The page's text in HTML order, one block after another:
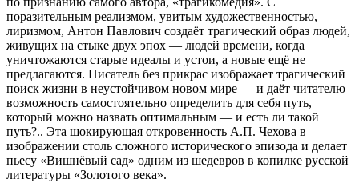
поразительным реализмом, увитым художественностью,
лиризмом, Антон Павлович создаёт трагический образ людей,
живущих на стыке двух эпох — людей времени, когда
уничтожаются старые идеалы и устои, а новые ещё не
предлагаются. Писатель без прикрас изображает трагический
поиск жизни в неустойчивом новом мире — и даёт читателю
возможность самостоятельно определить для себя путь,
который можно назвать оптимальным — и есть ли такой
путь?.. Эта шокирующая откровенность А.П. Чехова в
изображении столь сложного исторического эпизода и делает
пьесу «Вишнёвый сад» одним из шедевров в копилке русской
литературы «Золотого века».